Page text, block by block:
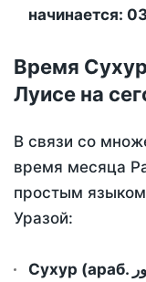
начинается:
Время
Луисе на
В связи со
время месяца
простым
Уразой:
Сухур (араб. سحور) - это утренний прием